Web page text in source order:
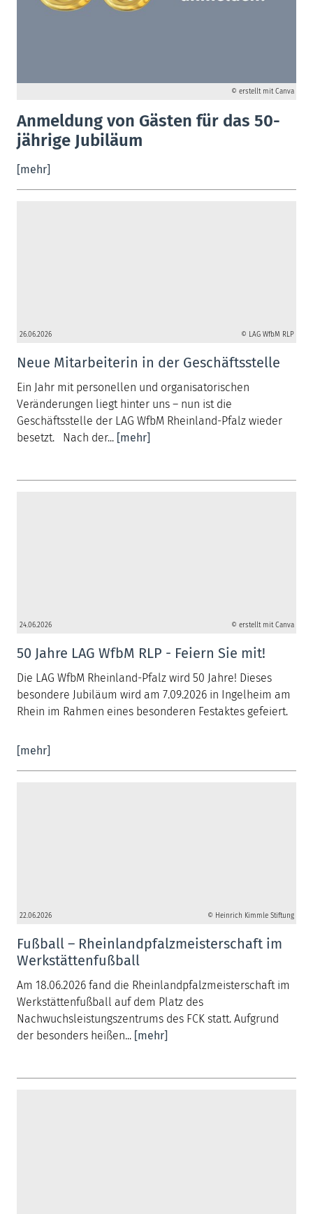
© erstellt mit Canva
Anmeldung von Gästen für das 50-
jährige Jubiläum
[mehr]
26.06.2026 © LAG WfbM RLP
Neue Mitarbeiterin in der Geschäftsstelle
Ein Jahr mit personellen und organisatorischen
Veränderungen liegt hinter uns – nun ist die
Geschäftsstelle der LAG WfbM Rheinland-Pfalz wieder
besetzt. Nach der... [mehr]
24.06.2026 © erstellt mit Canva
50 Jahre LAG WfbM RLP - Feiern Sie mit!
Die LAG WfbM Rheinland-Pfalz wird 50 Jahre! Dieses
besondere Jubiläum wird am 7.09.2026 in Ingelheim am
Rhein im Rahmen eines besonderen Festaktes gefeiert.
[mehr]
22.06.2026 © Heinrich Kimmle Stiftung
Fußball – Rheinlandpfalzmeisterschaft im
Werkstättenfußball
Am 18.06.2026 fand die Rheinlandpfalzmeisterschaft im
Werkstättenfußball auf dem Platz des
Nachwuchsleistungszentrums des FCK statt. Aufgrund
der besonders heißen... [mehr]